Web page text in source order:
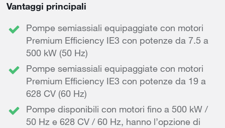
Vantaggi principali
Pompe semiassiali equipaggiate con motori
Premium Efficiency IE3 con potenze da 7.5 a
500 kW (50 Hz)
Pompe semiassiali equipaggiate con motori
Premium Efficiency IE3 con potenze da 19 a
628 CV (60 Hz)
Pompe disponibili con motori fino a 500 kW /
50 Hz e 628 CV / 60 Hz, hanno l’opzione di